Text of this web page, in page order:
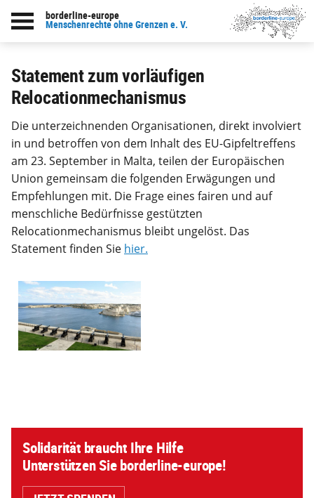
borderline-europe
Menschenrechte ohne Grenzen e. V.
zur Übersicht: Unsere Arbeit
Statement zum vorläufigen
Relocationmechanismus
Die unterzeichnenden Organisationen, direkt involviert
in und betroffen von dem Inhalt des EU-Gipfeltreffens
am 23. September in Malta, teilen der Europäischen
Union gemeinsam die folgenden Erwägungen und
Empfehlungen mit. Die Frage eines fairen und auf
menschliche Bedürfnisse gestützten
Relocationmechanismus bleibt ungelöst. Das
Statement finden Sie hier.
Solidarität braucht Ihre Hilfe
Unterstützen Sie borderline-europe!